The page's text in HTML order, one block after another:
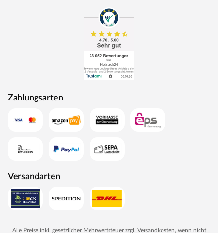
Zahlungsarten
Versandarten
Alle Preise inkl. gesetzlicher Mehrwertsteuer zzgl. Versandkosten, wenn nicht